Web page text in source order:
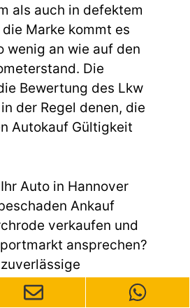
als auch in defektem
Marke kommt es
wenig an wie auf den
Die
Bewertung des Lkw
der Regel denen, die
Autokauf Gültigkeit
Auto in Hannover
Ankauf
verkaufen und
ansprechen?
den Autoverkauf mit
Export. Unser